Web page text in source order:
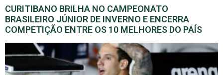
CURITIBANO BRILHA NO CAMPEONATO
BRASILEIRO JÚNIOR DE INVERNO E ENCERRA
COMPETIÇÃO ENTRE OS 10 MELHORES DO PAÍS